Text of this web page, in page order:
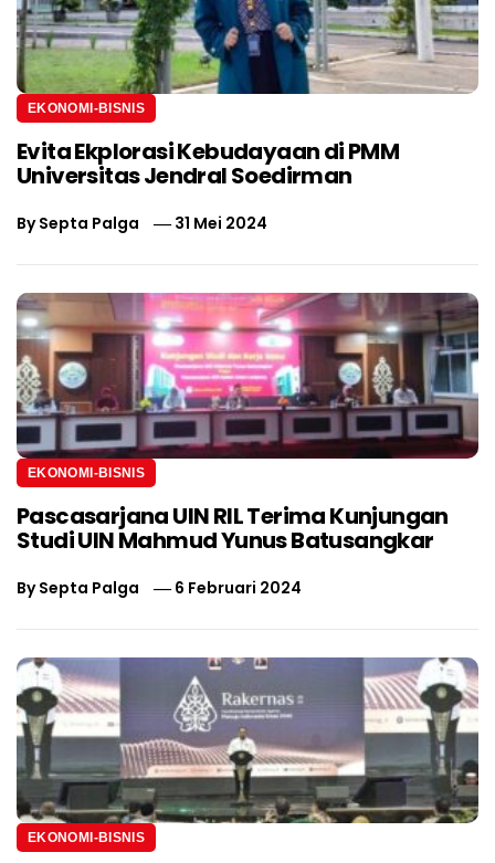
EKONOMI-BISNIS
Evita Ekplorasi Kebudayaan di PMM
Universitas Jendral Soedirman
BySepta Palga 31 Mei 2024
EKONOMI-BISNIS
Pascasarjana UIN RIL Terima Kunjungan
Studi UIN Mahmud Yunus Batusangkar
BySepta Palga 6 Februari 2024
EKONOMI-BISNIS